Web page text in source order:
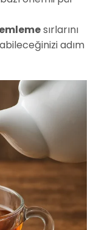
sırlarını
adım